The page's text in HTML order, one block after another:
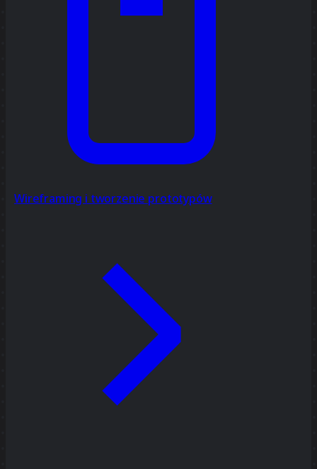
Wireframing i tworzenie prototypów